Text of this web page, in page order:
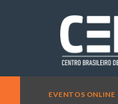
EVENTOS ONLINE